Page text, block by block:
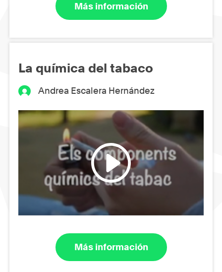
Más información
La química del tabaco
Andrea Escalera Hernández
Más información